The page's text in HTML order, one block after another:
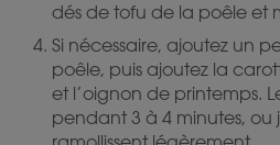
dés de tofu de la poêle et
Si nécessaire, ajoutez un
poêle, puis ajoutez la
et l’oignon de printemps.
pendant 3 à 4 minutes, ou